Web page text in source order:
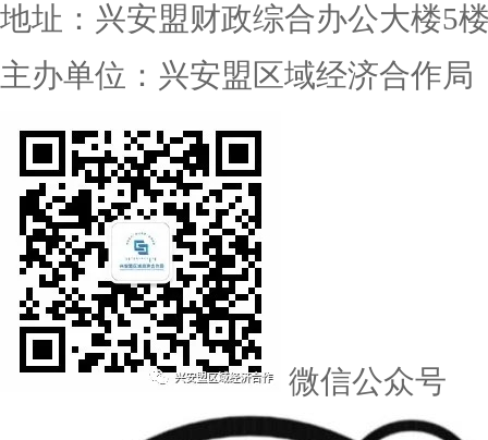
地址：兴安盟财政综合办公大楼5
主办单位：兴安盟区域经济合作局
微信公众号